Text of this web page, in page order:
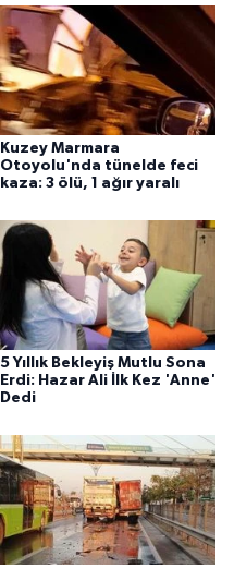
Kuzey Marmara
Otoyolu'nda tünelde feci
kaza: 3 ölü, 1 ağır yaralı
5 Yıllık Bekleyiş Mutlu Sona
Erdi: Hazar Ali İlk Kez 'Anne'
Dedi